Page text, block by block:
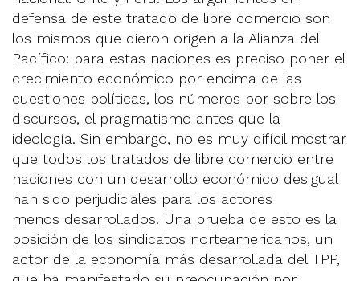
defensa de este tratado de libre comercio son
los mismos que dieron origen a la Alianza del
Pacífico: para estas naciones es preciso poner el
crecimiento económico por encima de las
cuestiones políticas, los números por sobre los
discursos, el pragmatismo antes que la
ideología. Sin embargo, no es muy difícil mostrar
que todos los tratados de libre comercio entre
naciones con un desarrollo económico desigual
han sido perjudiciales para los actores
menos desarrollados. Una prueba de esto es la
posición de los sindicatos norteamericanos, un
actor de la economía más desarrollada del TPP,